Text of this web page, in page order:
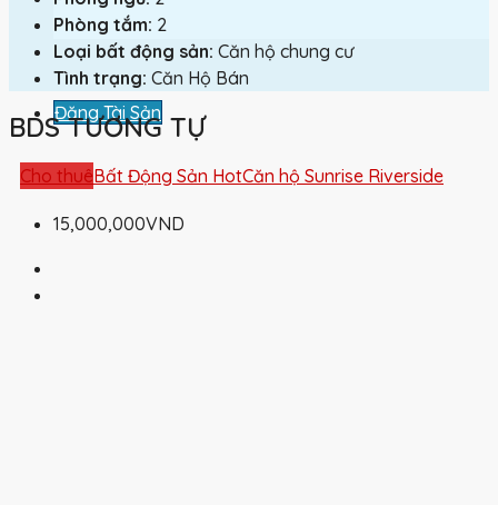
Đăng Tài Sản
Phòng tắm: 2
Loại bất động sản: Căn hộ chung cư
Tình trạng: Căn Hộ Bán
BDS TƯƠNG TỰ
Cho thuêBất Động Sản HotCăn hộ Sunrise Riverside
15,000,000VND